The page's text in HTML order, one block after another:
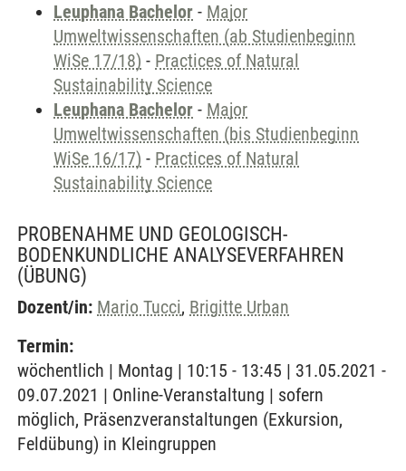
Leuphana Bachelor - Major
Umweltwissenschaften (ab Studienbeginn
WiSe 17/18) - Practices of Natural
Sustainability Science
Leuphana Bachelor - Major
Umweltwissenschaften (bis Studienbeginn
WiSe 16/17) - Practices of Natural
Sustainability Science
PROBENAHME UND GEOLOGISCH-
BODENKUNDLICHE ANALYSEVERFAHREN
(ÜBUNG)
Dozent/in: Mario Tucci, Brigitte Urban
Termin:
wöchentlich | Montag | 10:15 - 13:45 | 31.05.2021 -
09.07.2021 | Online-Veranstaltung | sofern
möglich, Präsenzveranstaltungen (Exkursion,
Feldübung) in Kleingruppen